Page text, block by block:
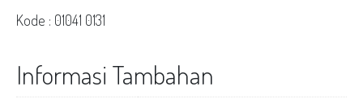
Kode : 01041 0131
Informasi Tambahan